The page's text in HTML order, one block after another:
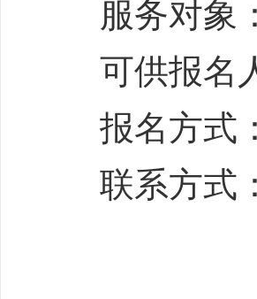
服务对象
可供报名
报名方式
联系方式